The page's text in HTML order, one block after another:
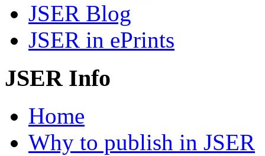
JSER Blog
JSER in ePrints
JSER Info
Home
Why to publish in JSER